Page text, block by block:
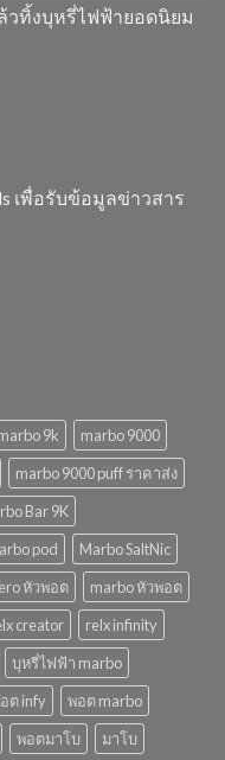
วทิ้งบุหรี่ไฟฟ้ายอดนิยม
เพื่อรับข้อมูลข่าวสาร
9k
marbo 9000
marbo 9000 puff ราคาส่ง
Bar 9K
pod
Marbo SaltNic
หัวพอต
marbo หัวพอต
creator
relx infinity
บุหรี่ไฟฟ้า marbo
ต infy
พอต marbo
พอตมาโบ มาโบ